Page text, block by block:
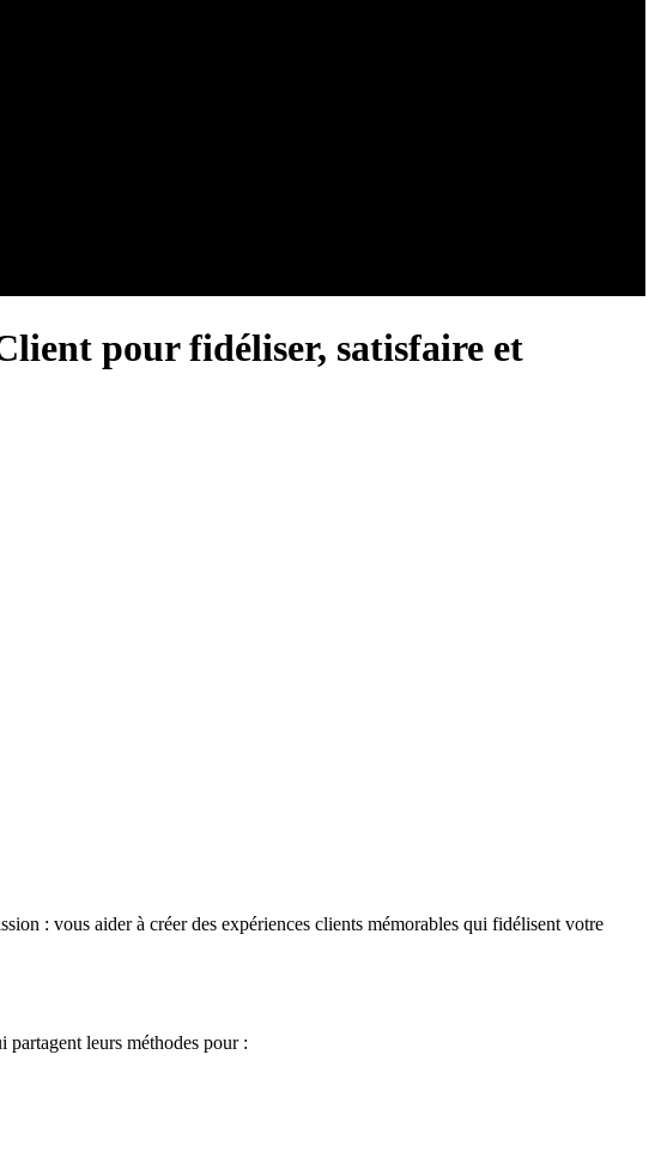
pour fidéliser, satisfaire et
: vous aider à créer des expériences clients mémorables qui fidélisent votre
partagent leurs méthodes pour :